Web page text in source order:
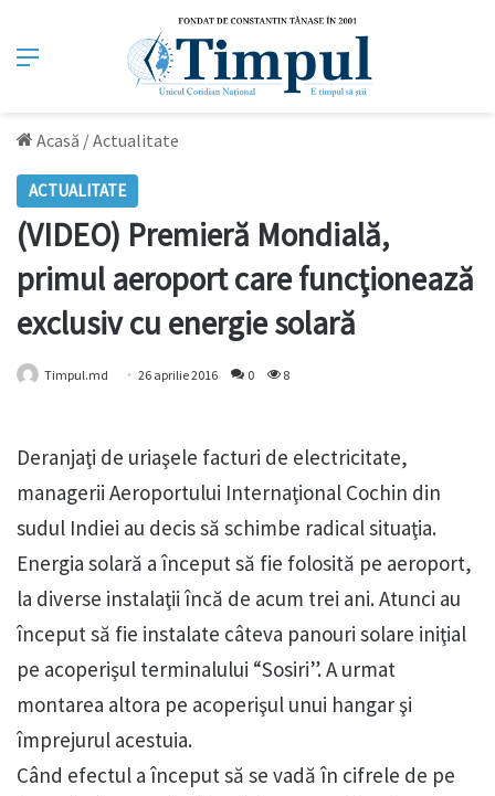
Meniu
Acasă /Actualitate
ACTUALITATE
(VIDEO) Premieră Mondială,
primul aeroport care funcţionează
exclusiv cu energie solară
Timpul.md 26 aprilie 2016 0 8
Deranjaţi de uriaşele facturi de electricitate,
managerii Aeroportului Internaţional Cochin din
sudul Indiei au decis să schimbe radical situaţia.
Energia solară a început să fie folosită pe aeroport,
la diverse instalaţii încă de acum trei ani. Atunci au
început să fie instalate câteva panouri solare iniţial
pe acoperişul terminalului “Sosiri”. A urmat
montarea altora pe acoperişul unui hangar şi
împrejurul acestuia.
Când efectul a început să se vadă în cifrele de pe